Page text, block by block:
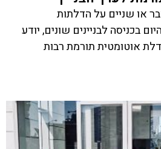
או שניים על הדלתות
בכניסה לבניינים שונים, יודע
דלת אוטומטית תורמת רבות